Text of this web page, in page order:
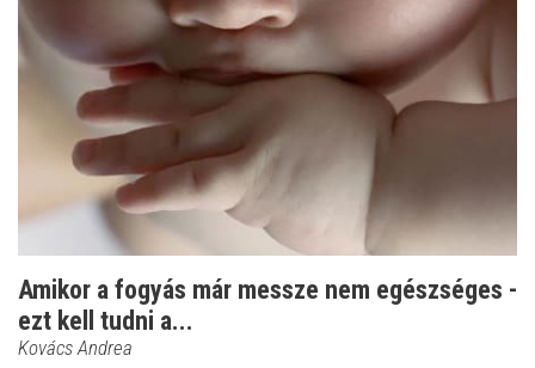
Amikor a fogyás már messze nem egészséges -
ezt kell tudni a...
Kovács Andrea